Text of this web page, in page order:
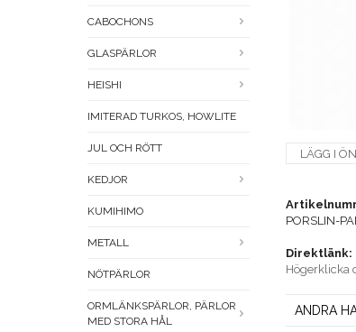
CABOCHONS
GLASPÄRLOR
HEISHI
IMITERAD TURKOS, HOWLITE
JUL OCH RÖTT
KEDJOR
KUMIHIMO
METALL
NÖTPÄRLOR
ORMLÄNKSPÄRLOR, PÄRLOR
MED STORA HÅL
LÄGG I
PORSLIN-
Direktlänk:
Högerklicka
ANDRA